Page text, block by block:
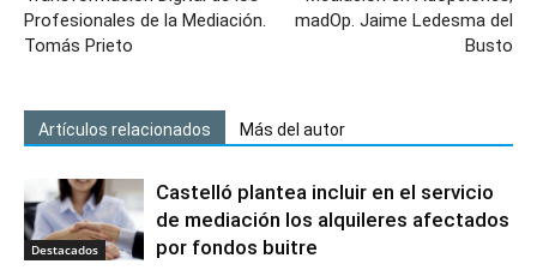
Profesionales de la Mediación.
Tomás Prieto
madOp. Jaime Ledesma del
Busto
Artículos relacionados Más del autor
Destacados
Castelló plantea incluir en el servicio
de mediación los alquileres afectados
por fondos buitre